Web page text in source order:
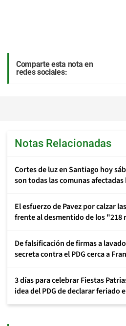
Comparte esta nota en
redes sociales:
Notas Relacionadas
Cortes de luz en Santiago hoy
son todas las comunas
El esfuerzo de Pavez por calzar
frente al desmentido de los
De falsificación de firmas a
secreta contra el PDG cerca a
3 días para celebrar Fiestas
idea del PDG de declarar feriado